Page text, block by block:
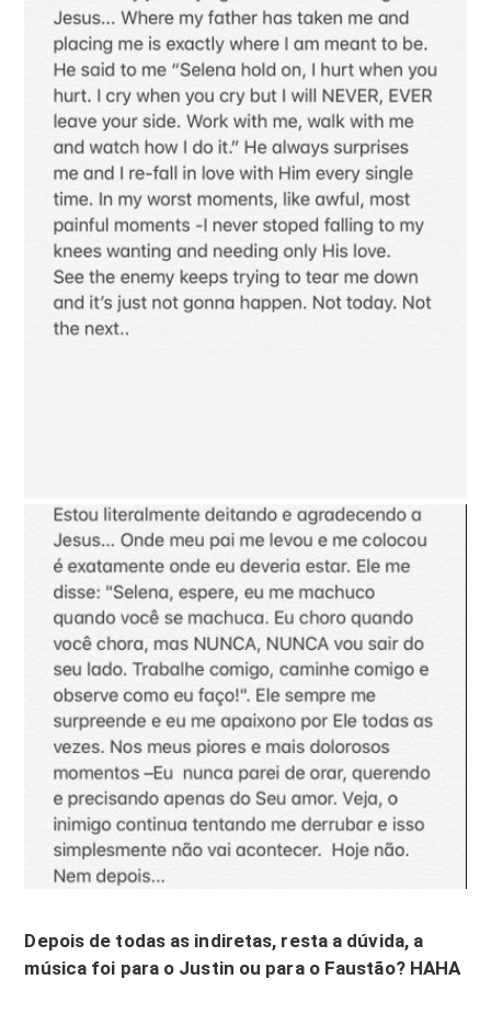
Depois de todas as indiretas, resta a dúvida, a
música foi para o Justin ou para o Faustão? HAHA